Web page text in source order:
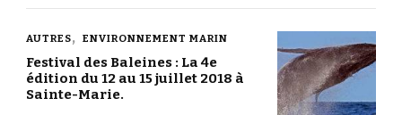
AUTRES ENVIRONNEMENT MARIN
Festival des Baleines : La 4e
édition du 12 au 15 juillet 2018 à
Sainte-Marie.